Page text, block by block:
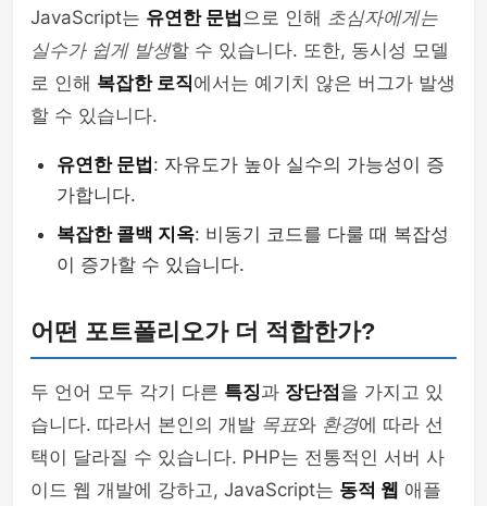
JavaScript는 유연한 문법 으로 인해 초심자에게는
실수가 쉽게 발생할 수 있습니다. 또한, 동시성 모델
로 인해 복잡한 로직에서는 예기치 않은 버그가 발생
할 수 있습니다.
유연한 문법 : 자유도가 높아 실수의 가능성이 증
가합니다.
복잡한 콜백 지옥: 비동기 코드를 다룰 때 복잡성
이 증가할 수 있습니다.
어떤 포트폴리오가 더 적합한가?
두 언어 모두 각기 다른 특징과 장단점을 가지고 있
습니다. 따라서 본인의 개발 목표와 환경에 따라 선
택이 달라질 수 있습니다. PHP는 전통적인 서버 사
이드 웹 개발에 강하고, JavaScript는 동적 웹 애플